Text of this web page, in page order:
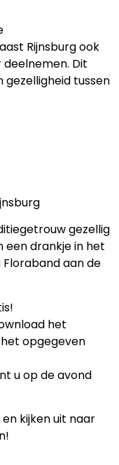
Rijnsburg ook
deelnemen. Dit
tussen
gezellig
drankje in het
aan de
het
opgegeven
u op de avond
kijken uit naar